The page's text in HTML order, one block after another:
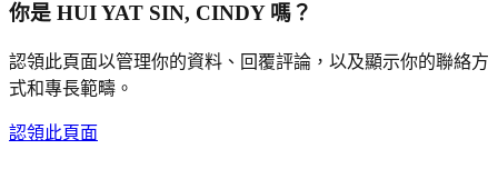
你是 HUI YAT SIN, CINDY嗎？
認領此頁面以管理你的資料、回覆評論，以及顯示你的聯絡方
式和專長範疇。
認領此頁面